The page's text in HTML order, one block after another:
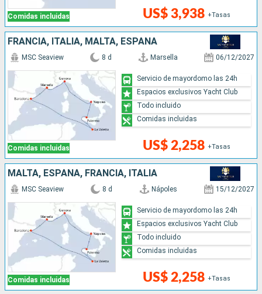
Comidas incluidas US$ 3,938 +Tasas
FRANCIA, ITALIA, MALTA, ESPAÑA
Comidas incluidas
MSC Seaview 8 d Marsella 06/12/2027
US$ 2,258 +Tasas
Servicio de mayordomo las 24h
Espacios exclusivos Yacht Club
Todo incluido
Comidas incluidas
MALTA, ESPAÑA, FRANCIA, ITALIA
Comidas incluidas
MSC Seaview 8 d Nápoles 15/12/2027
US$ 2,258 +Tasas
Servicio de mayordomo las 24h
Espacios exclusivos Yacht Club
Todo incluido
Comidas incluidas